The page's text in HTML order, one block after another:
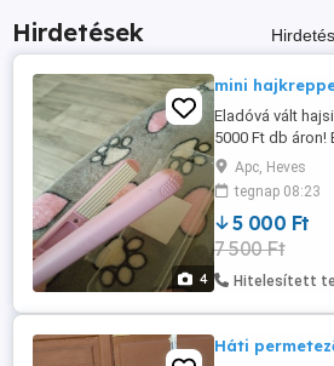
Hirdetések
4
mini
Eladóvá vált
5000 Ft db áron!
használva.
kamu emberek
nem tudok
átvétel!
Apc, Heves
tegnap 08:23
5 000 Ft
7 500 Ft
Hitelesített
Háti